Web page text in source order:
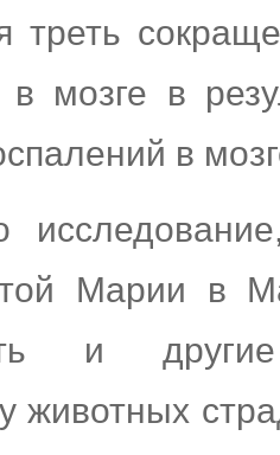
треть
мозге в
в
Марии в
и
животных